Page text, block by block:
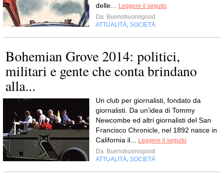
delle...
Leggere il seguito
Da Buenobuonogood
ATTUALITÀ SOCIETÀ
Bohemian Grove 2014: politici,
militari e gente che conta brindano
alla...
Un club per giornalisti, fondato da
giornalisti. Da un’idea di Tommy
Newcombe ed altri giornalisti del San
Francisco Chronicle, nel 1892 nasce in
California il...
Leggere il seguito
Da Buenobuonogood
ATTUALITÀ SOCIETÀ